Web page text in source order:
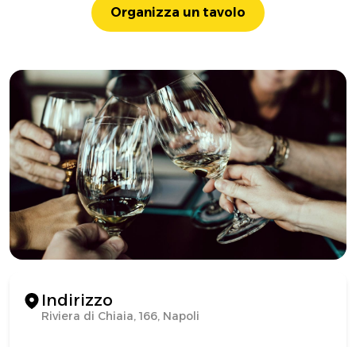
Organizza un tavolo
Indirizzo
Riviera di Chiaia, 166, Napoli